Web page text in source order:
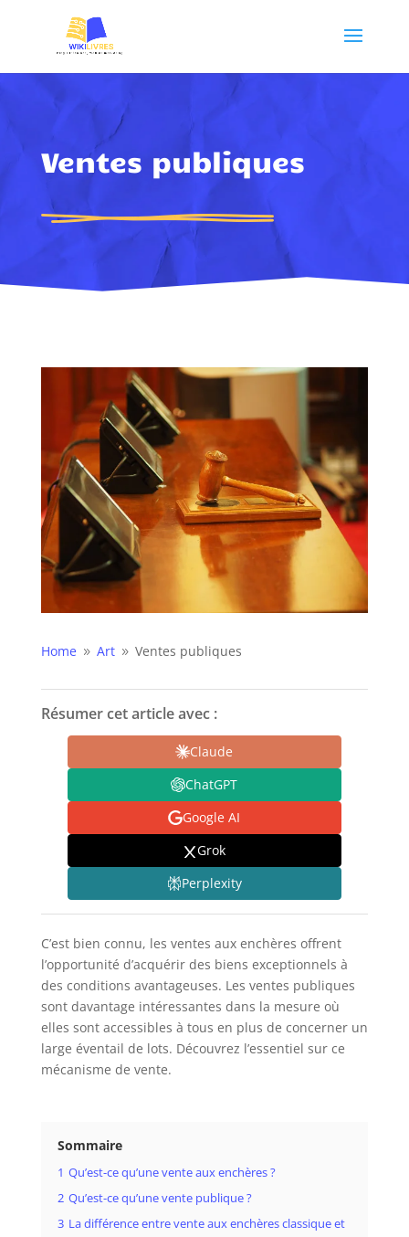
Ventes publiques
Home 9 Art 9 Ventes publiques
Résumer cet article avec :
Claude
ChatGPT
Google AI
Grok
Perplexity
C’est bien connu, les ventes aux enchères offrent
l’opportunité d’acquérir des biens exceptionnels à
des conditions avantageuses. Les ventes publiques
sont davantage intéressantes dans la mesure où
elles sont accessibles à tous en plus de concerner un
large éventail de lots. Découvrez l’essentiel sur ce
mécanisme de vente.
Sommaire
1 Qu’est-ce qu’une vente aux enchères ?
2 Qu’est-ce qu’une vente publique ?
3 La différence entre vente aux enchères classique et